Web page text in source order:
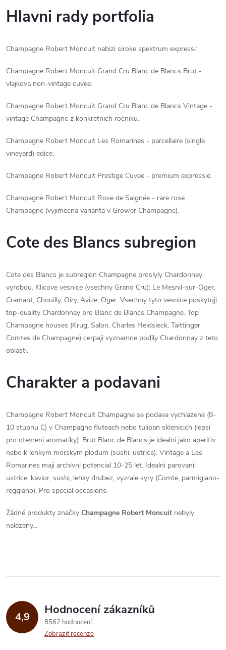
Hlavni rady portfolia
Champagne Robert Moncuit nabizi siroke spektrum expressi:
Champagne Robert Moncuit Grand Cru Blanc de Blancs Brut -
vlajkova non-vintage cuvee.
Champagne Robert Moncuit Grand Cru Blanc de Blancs Vintage -
vintage Champagne z konkretnich rocniku.
Champagne Robert Moncuit Les Romarines - parcellaire (single
vineyard) edice.
Champagne Robert Moncuit Prestige Cuvee - premium expressie.
Champagne Robert Moncuit Rose de Saignée - rare rose
Champagne (vyjimecna varianta v Grower Champagne).
Cote des Blancs subregion
Cote des Blancs je subregion Champagne proslyly Chardonnay
vyrobou. Klicove vesnice (vsechny Grand Cru): Le Mesnil-sur-Oger,
Cramant, Chouilly, Oiry, Avize, Oger. Vsechny tyto vesnice poskytuji
top-quality Chardonnay pro Blanc de Blancs Champagne. Top
Champagne houses (Krug, Salon, Charles Heidsieck, Taittinger
Comtes de Champagne) cerpaji vyznamne podily Chardonnay z teto
oblasti.
Charakter a podavani
Champagne Robert Moncuit Champagne se podava vychlazene (8-
10 stupnu C) v Champagne fluteach nebo tulipan sklenicich (lepsi
pro otevreni aromatiky). Brut Blanc de Blancs je idealni jako aperitiv
nebo k lehkym morskym plodum (sushi, ustrice). Vintage a Les
Romarines maji archivni potencial 10-25 let. Idealni parovani:
ustrice, kavior, sushi, lehky drubez, vyzrale syry (Comte, parmigiano-
reggiano). Pro special occasions.
Žádné produkty značky Champagne Robert Moncuit nebyly
nalezeny...
4,9 Hodnocení zákazníků
8562 hodnocení
Zobrazit recenze